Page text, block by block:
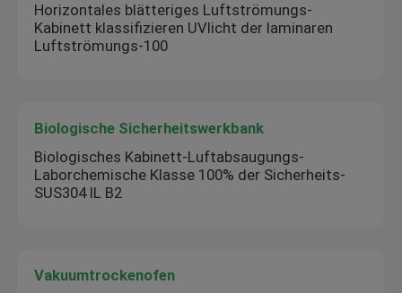
Horizontales blätteriges Luftströmungs-
Kabinett klassifizieren UVlicht der laminaren
Luftströmungs-100
Biologische Sicherheitswerkbank
Biologisches Kabinett-Luftabsaugungs-
Laborchemische Klasse 100% der Sicherheits-
SUS304 IL B2
Vakuumtrockenofen